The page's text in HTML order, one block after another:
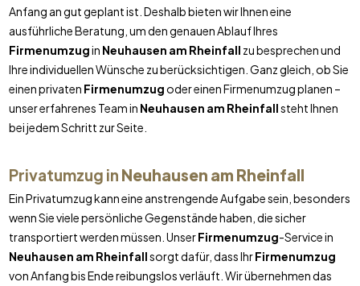
Anfang an gut geplant ist. Deshalb bieten wir Ihnen eine
ausführliche Beratung, um den genauen Ablauf Ihres
Firmenumzugin Neuhausen am Rheinfall zu besprechen und
Ihre individuellen Wünsche zu berücksichtigen. Ganz gleich, ob Sie
einen privaten Firmenumzugoder einen Firmenumzug planen –
unser erfahrenes Team in Neuhausen am Rheinfallsteht Ihnen
bei jedem Schritt zur Seite.
Privatumzug in Neuhausen am Rheinfall
Ein Privatumzug kann eine anstrengende Aufgabe sein, besonders
wenn Sie viele persönliche Gegenstände haben, die sicher
transportiert werden müssen. UnserFirmenumzug-Service in
Neuhausen am Rheinfallsorgt dafür, dass IhrFirmenumzug
von Anfang bis Ende reibungslos verläuft. Wir übernehmen das